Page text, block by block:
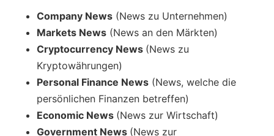
Company News (News zu Unternehmen)
Markets News (News an den Märkten)
Cryptocurrency News (News zu
Kryptowährungen)
Personal Finance News (News, welche die
persönlichen Finanzen betreffen)
Economic News (News zur Wirtschaft)
Government News (News zur